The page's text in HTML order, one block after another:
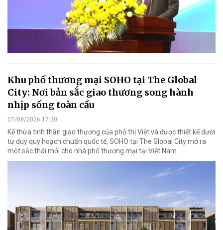
Khu phố thương mại SOHO tại The Global
City: Nơi bản sắc giao thương song hành
nhịp sống toàn cầu
07/08/2026 17:20
Kế thừa tinh thần giao thương của phố thị Việt và được thiết kế dưới
tư duy quy hoạch chuẩn quốc tế, SOHO tại The Global City mở ra
một sắc thái mới cho nhà phố thương mại tại Việt Nam.